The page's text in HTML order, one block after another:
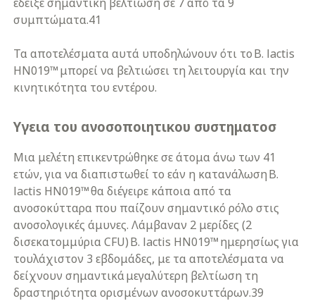
συμπτώματα.41
Τα αποτελέσματα αυτά υποδηλώνουν ότι το B. lactis
HN019™ μπορεί να βελτιώσει τη λειτουργία και την
κινητικότητα του εντέρου.
Υγεια του ανοσοποιητικου συστηματοσ
Μια μελέτη επικεντρώθηκε σε άτομα άνω των 41
ετών, για να διαπιστωθεί το εάν η κατανάλωση B.
lactis HN019™ θα διέγειρε κάποια από τα
ανοσοκύτταρα που παίζουν σημαντικό ρόλο στις
ανοσολογικές άμυνες. Λάμβαναν 2 μερίδες (2
δισεκατομμύρια CFU) B. lactis HN019™ ημερησίως για
τουλάχιστον 3 εβδομάδες, με τα αποτελέσματα να
δείχνουν σημαντικά μεγαλύτερη βελτίωση τη
δραστηριότητα ορισμένων ανοσοκυττάρων.39